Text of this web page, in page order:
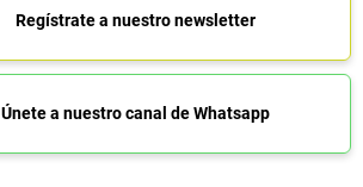
Regístrate a nuestro newsletter
Únete a nuestro canal de Whatsapp